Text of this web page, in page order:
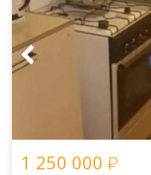
1 250 000